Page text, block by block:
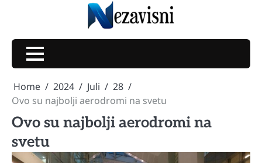
Home 2024 Juli
28
Ovo su najbolji aerodromi na svetu
Ovo su najbolji aerodromi na
svetu